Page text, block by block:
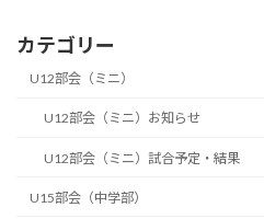
カテゴリー
U12部会（ミニ）
U12部会（ミニ）お知らせ
U12部会（ミニ）試合予定・結果
U15部会（中学部）